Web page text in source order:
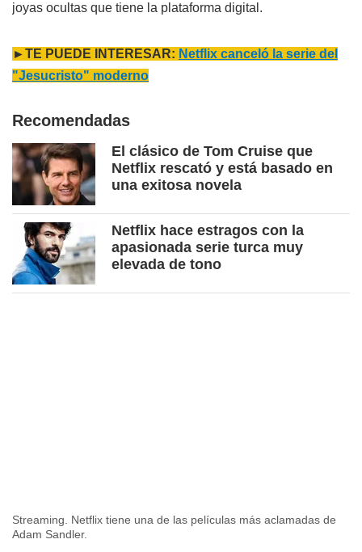
joyas ocultas que tiene la plataforma digital.
►TE PUEDE INTERESAR: Netflix canceló la serie del
"Jesucristo" moderno
Recomendadas
El clásico de Tom Cruise que
Netflix rescató y está basado en
una exitosa novela
Netflix hace estragos con la
apasionada serie turca muy
elevada de tono
Streaming. Netflix tiene una de las películas más aclamadas de
Adam Sandler.